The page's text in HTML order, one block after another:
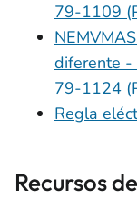
79-1109
diferente -
79-1124
Regla
Recursos